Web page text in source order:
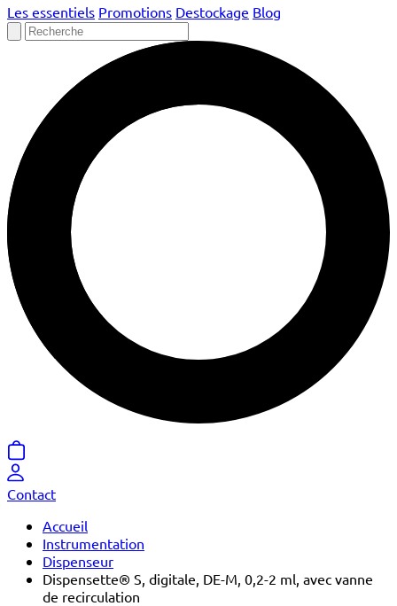
Les essentiels Promotions Destockage Blog
Contact
Accueil
Instrumentation
Dispenseur
Dispensette® S, digitale, DE-M, 0,2-2 ml, avec vanne
de recirculation